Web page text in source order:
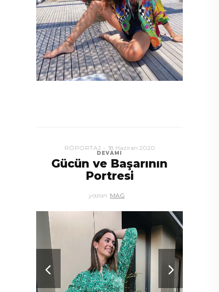
DEVAMI
RÖPORTAJ 18 Haziran 2020
Gücün ve Başarının
Portresi
yazan: MAG